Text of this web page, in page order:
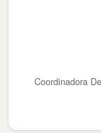
Coordinadora